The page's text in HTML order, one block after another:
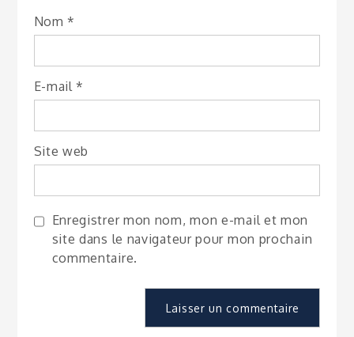
Nom *
E-mail *
Site web
Enregistrer mon nom, mon e-mail et mon
site dans le navigateur pour mon prochain
commentaire.